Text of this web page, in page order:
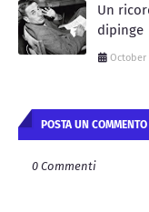
Un
dipinge
October
POSTA UN COMMENTO
0 Commenti